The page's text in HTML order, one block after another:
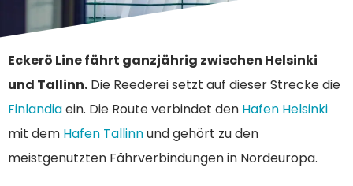
Eckerö Line fährt ganzjährig zwischen Helsinki
und Tallinn. Die Reederei setzt auf dieser Strecke die
Finlandiaein. Die Route verbindet den Hafen Helsinki
mit dem Hafen Tallinnund gehört zu den
meistgenutzten Fährverbindungen in Nordeuropa.